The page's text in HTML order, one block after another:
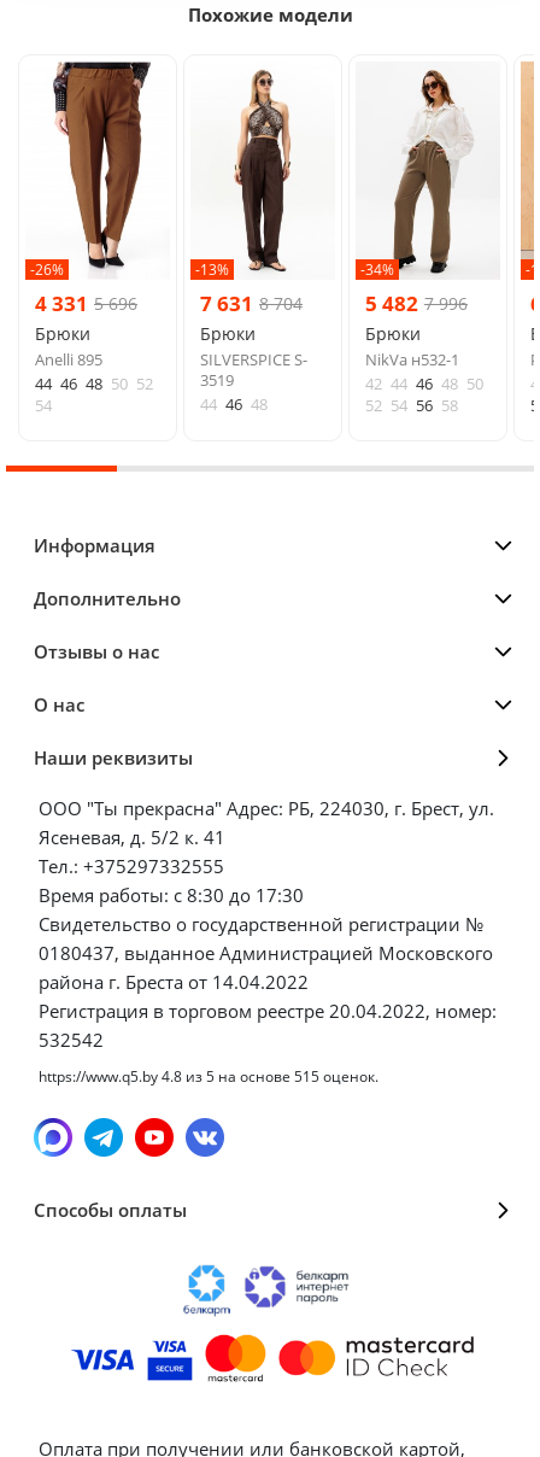
Похожие модели
-26%
4 331 5 696
Брюки
Anelli 895
44 46 48 50 52
54
-13%
7 631 8 704
Брюки
SILVERSPICE S-
3519
44 46 48
-34%
5 482 7 996
Брюки
NikVa н532-1
42 44 46 48 50
52 54 56 58
-
Информация
Дополнительно
Отзывы о нас
О нас
Наши реквизиты
ООО "Ты прекрасна" Адрес: РБ, 224030, г. Брест, ул.
Ясеневая, д. 5/2 к. 41
Тел.: +375297332555
Время работы: с 8:30 до 17:30
Свидетельство о государственной регистрации №
0180437, выданное Администрацией Московского
района г. Бреста от 14.04.2022
Регистрация в торговом реестре 20.04.2022, номер:
532542
https://www.q5.by4.8 из5 на основе 515оценок.
Способы оплаты
Оплата при получении или банковской картой,